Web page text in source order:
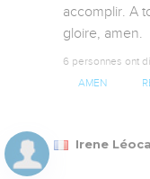
accomplir. A
gloire, amen.
6 personnes ont
AMEN
Irene